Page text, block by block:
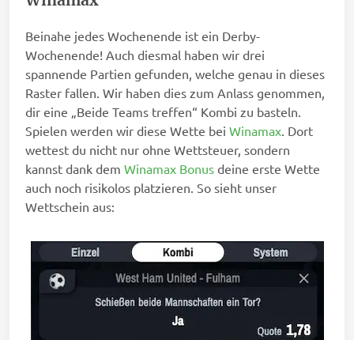
Beinahe jedes Wochenende ist ein Derby-
Wochenende! Auch diesmal haben wir drei
spannende Partien gefunden, welche genau in dieses
Raster fallen. Wir haben dies zum Anlass genommen,
dir eine „Beide Teams treffen“ Kombi zu basteln.
Spielen werden wir diese Wette bei Winamax . Dort
wettest du nicht nur ohne Wettsteuer, sondern
kannst dank dem Winamax Bonus deine erste Wette
auch noch risikolos platzieren. So sieht unser
Wettschein aus: